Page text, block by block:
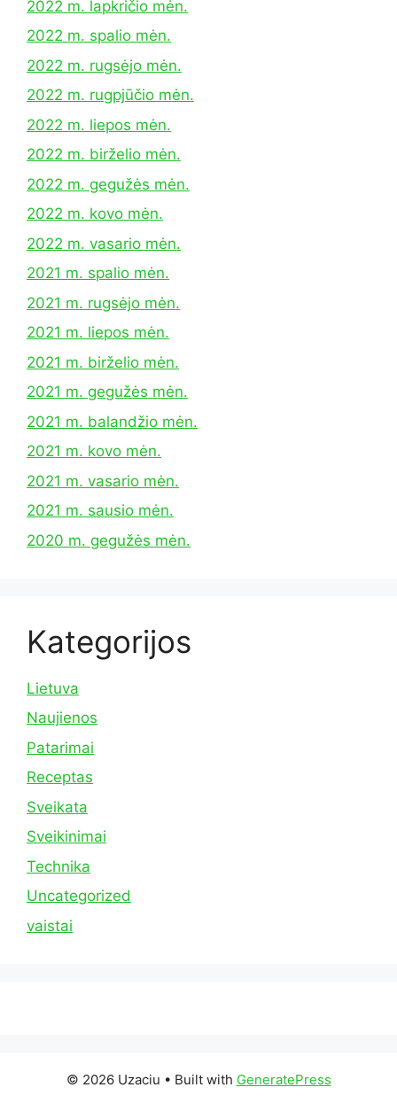
2022 m. lapkričio mėn.
2022 m. spalio mėn.
2022 m. rugsėjo mėn.
2022 m. rugpjūčio mėn.
2022 m. liepos mėn.
2022 m. birželio mėn.
2022 m. gegužės mėn.
2022 m. kovo mėn.
2022 m. vasario mėn.
2021 m. spalio mėn.
2021 m. rugsėjo mėn.
2021 m. liepos mėn.
2021 m. birželio mėn.
2021 m. gegužės mėn.
2021 m. balandžio mėn.
2021 m. kovo mėn.
2021 m. vasario mėn.
2021 m. sausio mėn.
2020 m. gegužės mėn.
Kategorijos
Lietuva
Naujienos
Patarimai
Receptas
Sveikata
Sveikinimai
Technika
Uncategorized
vaistai
© 2026 Uzaciu • Built with GeneratePress